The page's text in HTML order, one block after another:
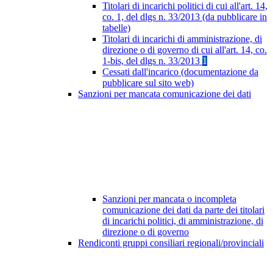
Titolari di incarichi politici di cui all'art. 14,
co. 1, del dlgs n. 33/2013 (da pubblicare in
tabelle)
Titolari di incarichi di amministrazione, di
direzione o di governo di cui all'art. 14, co.
1-bis, del dlgs n. 33/2013 1
Cessati dall'incarico (documentazione da
pubblicare sul sito web)
Sanzioni per mancata comunicazione dei dati
Sanzioni per mancata o incompleta
comunicazione dei dati da parte dei titolari
di incarichi politici, di amministrazione, di
direzione o di governo
Rendiconti gruppi consiliari regionali/provinciali